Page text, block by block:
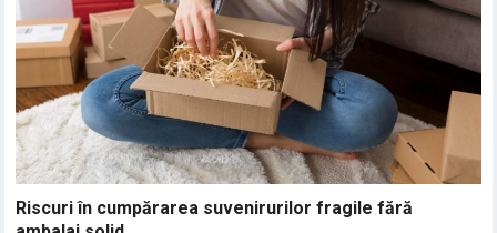
Riscuri în cumpărarea suvenirurilor fragile fără